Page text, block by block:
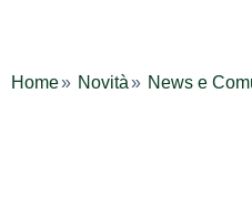
Home Novità News e